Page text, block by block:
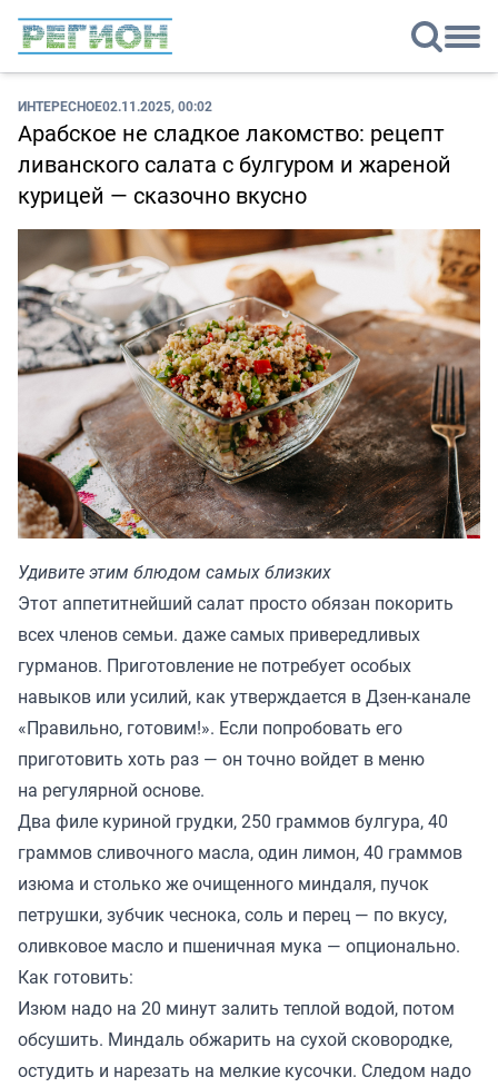
ИНТЕРЕСНОЕ02.11.2025, 00:02
Арабское не сладкое лакомство: рецепт
ливанского салата с булгуром и жареной
курицей — сказочно вкусно
Удивите этим блюдом самых близких
Этот аппетитнейший салат просто обязан покорить
всех членов семьи. даже самых привередливых
гурманов. Приготовление не потребует особых
навыков или усилий, как утверждается в Дзен-канале
«Правильно, готовим!». Если попробовать его
приготовить хоть раз — он точно войдет в меню
на регулярной основе.
Два филе куриной грудки, 250 граммов булгура, 40
граммов сливочного масла, один лимон, 40 граммов
изюма и столько же очищенного миндаля, пучок
петрушки, зубчик чеснока, соль и перец — по вкусу,
оливковое масло и пшеничная мука — опционально.
Как готовить:
Изюм надо на 20 минут залить теплой водой, потом
обсушить. Миндаль обжарить на сухой сковородке,
остудить и нарезать на мелкие кусочки. Следом надо